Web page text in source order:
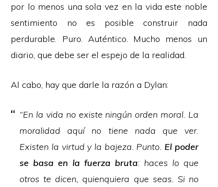
por lo menos una sola vez en la vida este noble
sentimiento no es posible construir nada
perdurable. Puro. Auténtico. Mucho menos un
diario, que debe ser el espejo de la realidad.
Al cabo, hay que darle la razón a Dylan:
“En la vida no existe ningún orden moral. La
moralidad aquí no tiene nada que ver.
Existen la virtud y la bajeza. Punto. El poder
se basa en la fuerza bruta: haces lo que
otros te dicen, quienquiera que seas. Si no